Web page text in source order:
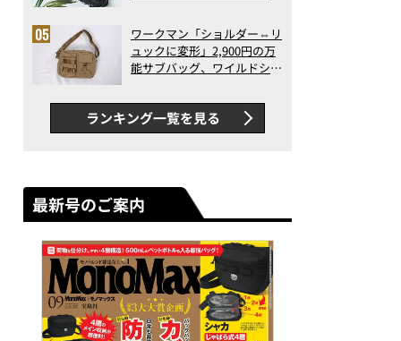
った！
ワークマン「ショルダー⇔リ
ュックに変形」2,900円の万
能サブバッグ、ワイルドシン
録…ほか【休日バッグの人気
記事ランキングベスト3】
（2026年6月版）
ランキング一覧を見る
最新号のご案内